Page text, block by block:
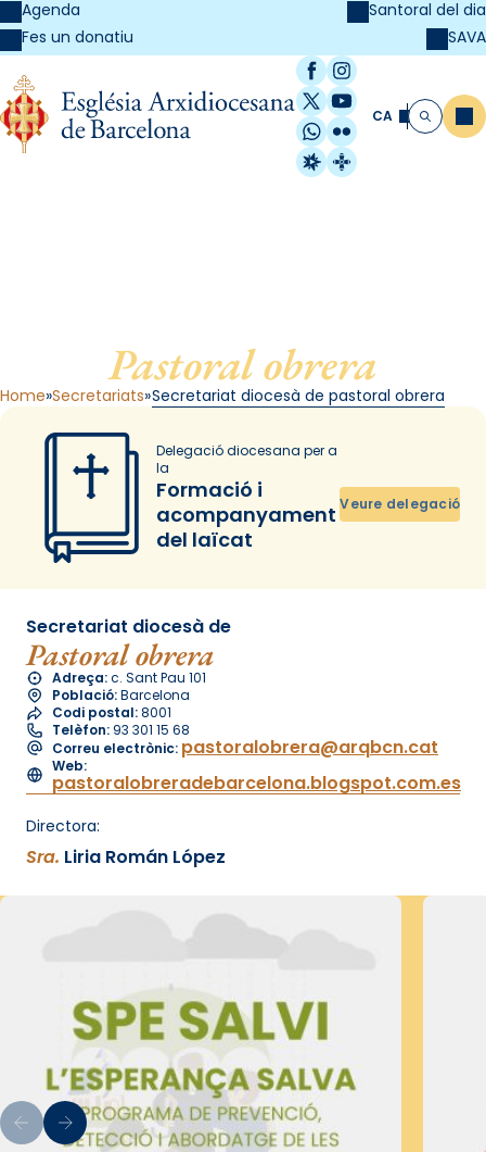
Agenda
Fes un donatiu
Santoral del dia
SAVA
Facebook
Instagram
X / Twitter
YouTube
WhatsApp
Flickr
Radio Estel
Catalunya
CA Cerca
Pastoral obrera
Home Secretariats Secretariat diocesà de pastoral obrera
Delegació diocesana per a
la
Formació i
acompanyament
del laïcat
Veure delegació
Secretariat diocesà de
Pastoral obrera
Adreça:c. Sant Pau 101
Població:Barcelona
Codi postal:8001
Telèfon: 93 301 15 68
Correu electrònic: pastoralobrera@arqbcn.cat
Web:
pastoralobreradebarcelona.blogspot.com.es
Directora:
Sra. Liria Román López